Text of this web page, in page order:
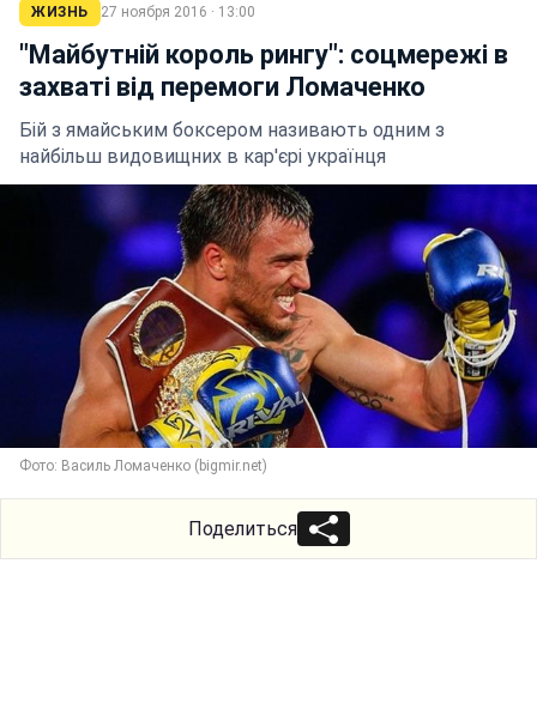
ЖИЗНЬ 27 ноября 2016 · 13:00
"Майбутній король рингу": соцмережі в
захваті від перемоги Ломаченко
Бій з ямайським боксером називають одним з
найбільш видовищних в кар'єрі українця
Фото: Василь Ломаченко (bigmir.net)
Поделиться